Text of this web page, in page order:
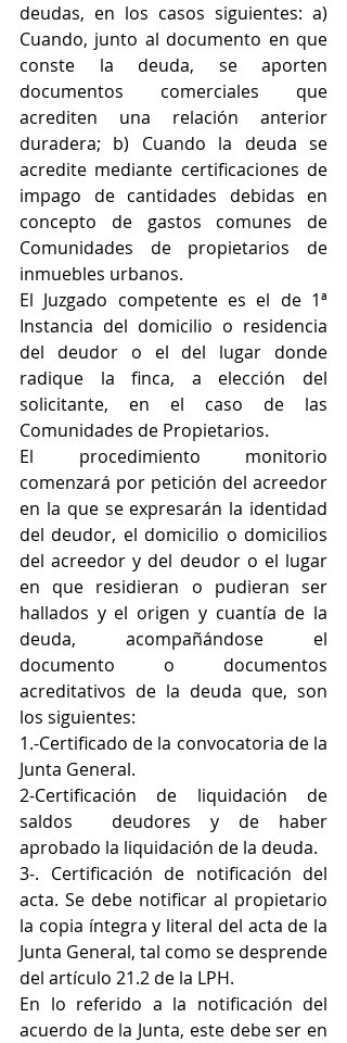
deudas, en los casos siguientes: a)
Cuando, junto al documento en que
conste la deuda, se aporten
documentos comerciales que
acrediten una relación anterior
duradera; b) Cuando la deuda se
acredite mediante certificaciones de
impago de cantidades debidas en
concepto de gastos comunes de
Comunidades de propietarios de
inmuebles urbanos.
El Juzgado competente es el de 1ª
Instancia del domicilio o residencia
del deudor o el del lugar donde
radique la finca, a elección del
solicitante, en el caso de las
Comunidades de Propietarios.
El procedimiento monitorio
comenzará por petición del acreedor
en la que se expresarán la identidad
del deudor, el domicilio o domicilios
del acreedor y del deudor o el lugar
en que residieran o pudieran ser
hallados y el origen y cuantía de la
deuda, acompañándose el
documento o documentos
acreditativos de la deuda que, son
los siguientes:
1.-Certificado de la convocatoria de la
Junta General.
2-Certificación de liquidación de
saldos  deudores y de haber
aprobado la liquidación de la deuda.
3-. Certificación de notificación del
acta. Se debe notificar al propietario
la copia íntegra y literal del acta de la
Junta General, tal como se desprende
del artículo 21.2 de la LPH.
En lo referido a la notificación del
acuerdo de la Junta, este debe ser en